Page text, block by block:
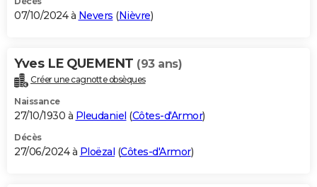
07/10/2024 à Nevers (Nièvre)
Yves LE QUEMENT (93 ans)
Créer une cagnotte obsèques
Naissance
27/10/1930 à Pleudaniel (Côtes-d'Armor)
Décès
27/06/2024 à Ploëzal (Côtes-d'Armor)